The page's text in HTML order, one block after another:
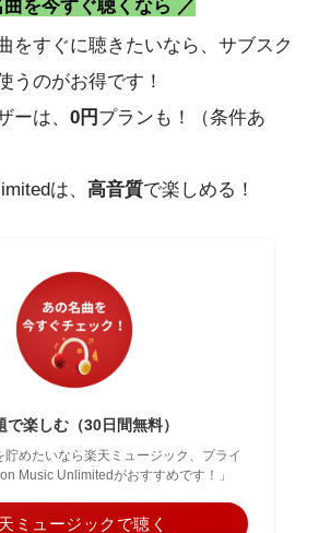
を今すぐ聴くなら ／
をすぐに聴きたいなら、サブスク
うのがお得です！
ーは、 0円 プランも！（条件あ
は、 高音質で楽しめる！
楽しむ（30日間無料）
貯めたいなら楽天ミュージック、プライ
Music Unlimitedがおすすめです！」
ミュージックで聴く